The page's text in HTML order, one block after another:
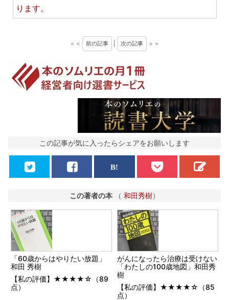
ります。
＜＜ 前の記事 次の記事 ＞＞
この記事が気に入ったらシェアをお願いします
この著者の本 （ 和田秀樹）
「60歳からはやりたい放題」
和田 秀樹
【私の評価】★★★★☆（89
点）
がんになったら治療は受けない
「わたしの100歳地図」和田秀
樹
【私の評価】★★★★☆（85
点）